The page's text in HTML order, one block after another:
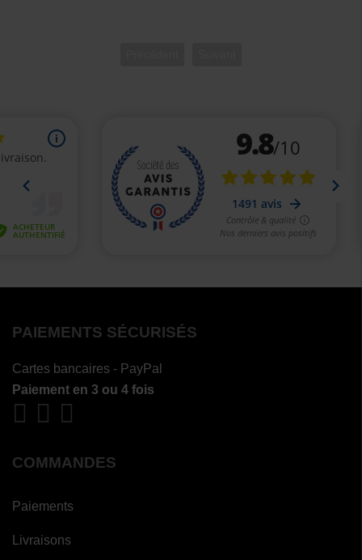
PAIEMENTS SÉCURISÉS
Cartes bancaires - PayPal
Paiement en 3 ou 4 fois
COMMANDES
Paiements
Livraisons